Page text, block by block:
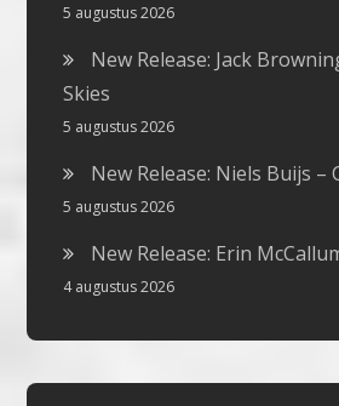
5 augustus 2026
New Release: Jack
Skies
5 augustus 2026
New Release: Niels Buijs –
5 augustus 2026
New Release: Erin
4 augustus 2026